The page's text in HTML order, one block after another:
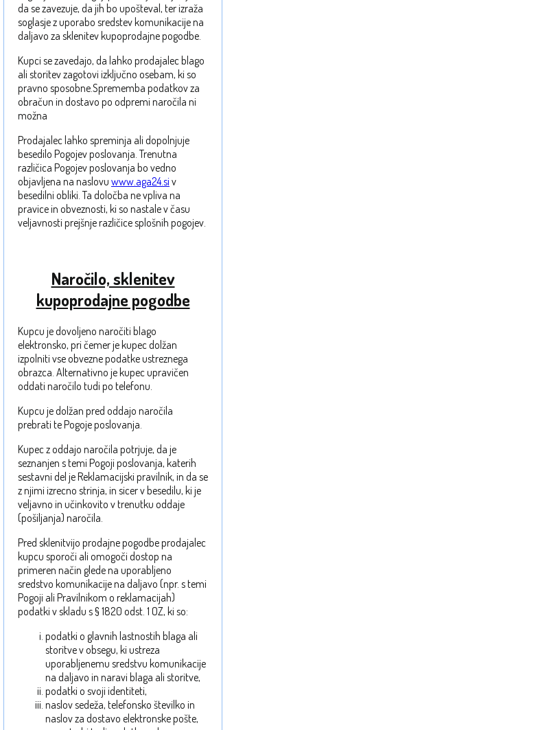
da se zavezuje, da jih bo upošteval, ter izraža
soglasje z uporabo sredstev komunikacije na
daljavo za sklenitev kupoprodajne pogodbe.
Kupci se zavedajo, da lahko prodajalec blago
ali storitev zagotovi izključno osebam, ki so
pravno sposobne.Sprememba podatkov za
obračun in dostavo po odpremi naročila ni
možna
Prodajalec lahko spreminja ali dopolnjuje
besedilo Pogojev poslovanja. Trenutna
različica Pogojev poslovanja bo vedno
objavljena na naslovu www.aga24.si v
besedilni obliki. Ta določba ne vpliva na
pravice in obveznosti, ki so nastale v času
veljavnosti prejšnje različice splošnih pogojev.
Naročilo, sklenitev
kupoprodajne pogodbe
Kupcu je dovoljeno naročiti blago
elektronsko, pri čemer je kupec dolžan
izpolniti vse obvezne podatke ustreznega
obrazca. Alternativno je kupec upravičen
oddati naročilo tudi po telefonu.
Kupcu je dolžan pred oddajo naročila
prebrati te Pogoje poslovanja.
Kupec z oddajo naročila potrjuje, da je
seznanjen s temi Pogoji poslovanja, katerih
sestavni del je Reklamacijski pravilnik, in da se
z njimi izrecno strinja, in sicer v besedilu, ki je
veljavno in učinkovito v trenutku oddaje
(pošiljanja) naročila.
Pred sklenitvijo prodajne pogodbe prodajalec
kupcu sporoči ali omogoči dostop na
primeren način glede na uporabljeno
sredstvo komunikacije na daljavo (npr. s temi
Pogoji ali Pravilnikom o reklamacijah)
podatki v skladu s § 1820 odst. 1 OZ, ki so:
podatki o glavnih lastnostih blaga ali
storitve v obsegu, ki ustreza
uporabljenemu sredstvu komunikacije
na daljavo in naravi blaga ali storitve,
podatki o svoji identiteti,
naslov sedeža, telefonsko številko in
naslov za dostavo elektronske pošte,